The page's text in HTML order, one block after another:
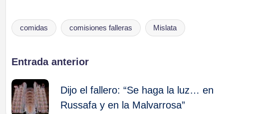
Etiquetas:
comidas comisiones falleras Mislata
Navegación
de
Entrada anterior
Dijo el fallero: “Se haga la luz… en
Russafa y en la Malvarrosa”